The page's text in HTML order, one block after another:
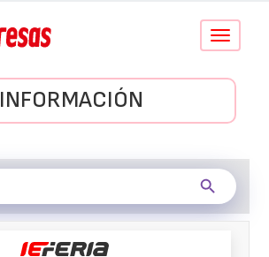
Conmutar
INFORMACIÓN